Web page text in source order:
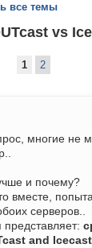
все темы
vs
1 2
многие не
и почему?
вместе,
серверов..
представляет:
and